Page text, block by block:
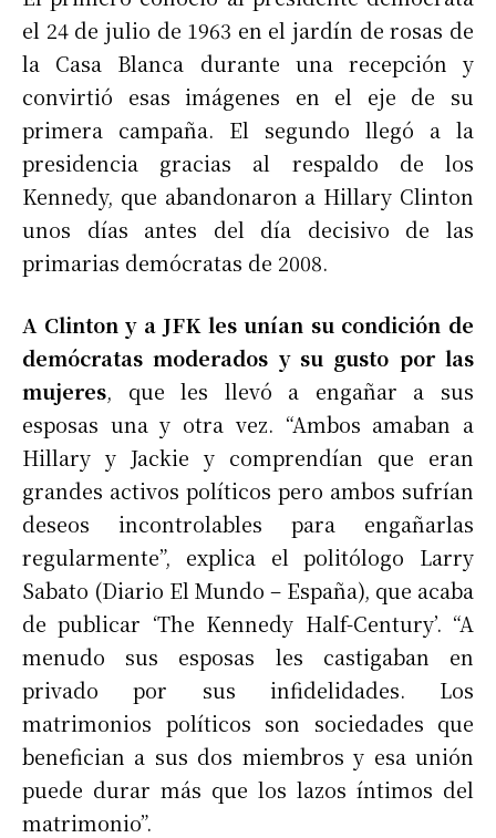
el 24 de julio de 1963 en el jardín de rosas de
la Casa Blanca durante una recepción y
convirtió esas imágenes en el eje de su
primera campaña. El segundo llegó a la
presidencia gracias al respaldo de los
Kennedy, que abandonaron a Hillary Clinton
unos días antes del día decisivo de las
primarias demócratas de 2008.
A Clinton y a JFK les unían su condición de
demócratas moderados y su gusto por las
mujeres, que les llevó a engañar a sus
esposas una y otra vez. “Ambos amaban a
Hillary y Jackie y comprendían que eran
grandes activos políticos pero ambos sufrían
deseos incontrolables para engañarlas
regularmente”, explica el politólogo Larry
Sabato (Diario El Mundo – España), que acaba
de publicar ‘The Kennedy Half-Century’. “A
menudo sus esposas les castigaban en
privado por sus infidelidades. Los
matrimonios políticos son sociedades que
benefician a sus dos miembros y esa unión
puede durar más que los lazos íntimos del
matrimonio”.